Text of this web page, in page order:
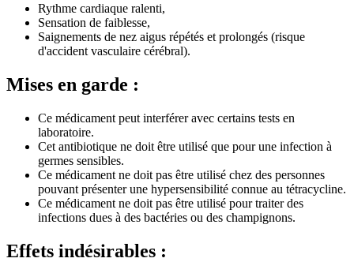
Rythme cardiaque ralenti,
Sensation de faiblesse,
Saignements de nez aigus répétés et prolongés (risque
d'accident vasculaire cérébral).
Mises en garde :
Ce médicament peut interférer avec certains tests en
laboratoire.
Cet antibiotique ne doit être utilisé que pour une infection à
germes sensibles.
Ce médicament ne doit pas être utilisé chez des personnes
pouvant présenter une hypersensibilité connue au tétracycline.
Ce médicament ne doit pas être utilisé pour traiter des
infections dues à des bactéries ou des champignons.
Effets indésirables :